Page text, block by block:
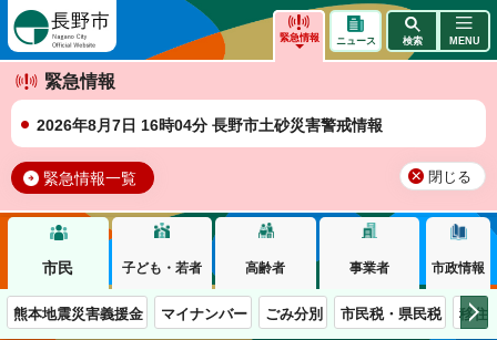
緊急情報
緊急情報
2026年8月7日 16時04分 長野市土砂災害警戒情報
緊急情報一覧 閉じる
ニュース 検索 MENU
市民 子ども・若者 高齢者 事業者 市政情報
熊本地震災害義援金 マイナンバー ごみ分別 市民税・県民税 移住